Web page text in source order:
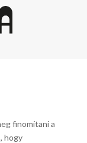
finomítani a
hogy